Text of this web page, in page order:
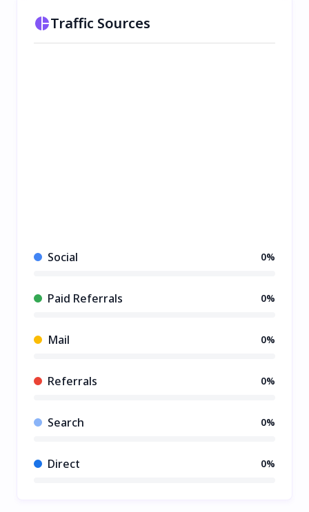
Traffic Sources
Social 0%
Paid Referrals 0%
Mail 0%
Referrals 0%
Search 0%
Direct 0%